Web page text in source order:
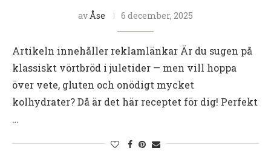
av Åse 6 december, 2025
Artikeln innehåller reklamlänkar Är du sugen på
klassiskt vörtbröd i juletider — men vill hoppa
över vete, gluten och onödigt mycket
kolhydrater? Då är det här receptet för dig! Perfekt
…